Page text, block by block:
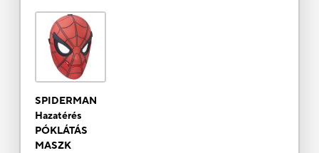
SPIDERMAN
Hazatérés
PÓKLÁTÁS
MASZK